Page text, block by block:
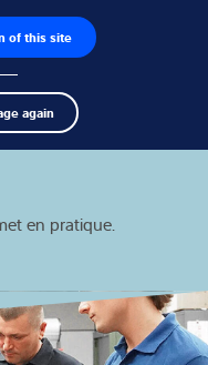
of this site
again
Emplois
en pratique.